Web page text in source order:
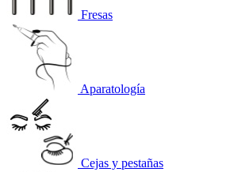
Fresas
Aparatología
Cejas y pestañas